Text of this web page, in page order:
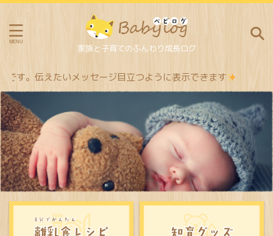
家族と子育てのふんわり成長ログ
。伝えたいメッセージ目立つように表示できます